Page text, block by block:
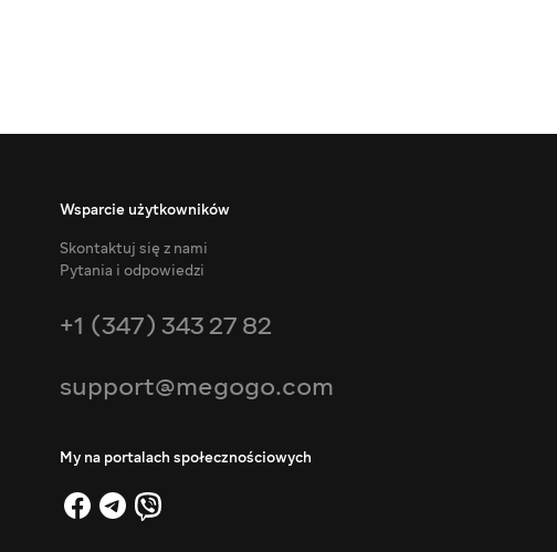
Wsparcie użytkowników
Skontaktuj się z nami
Pytania i odpowiedzi
+1 (347) 343 27 82
support@megogo.com
My na portalach społecznościowych